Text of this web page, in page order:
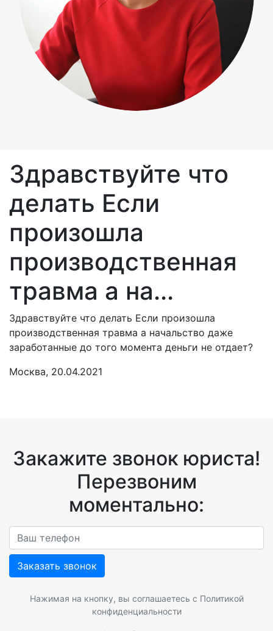
Здравствуйте что
делать Если
произошла
производственная
травма а на...
Здравствуйте что делать Если произошла
производственная травма а начальство даже
заработанные до того момента деньги не отдает?
Москва, 20.04.2021
Закажите звонок юриста!
Перезвоним
моментально:
Заказать звонок
Нажимая на кнопку, вы соглашаетесь с Политикой
конфиденциальности